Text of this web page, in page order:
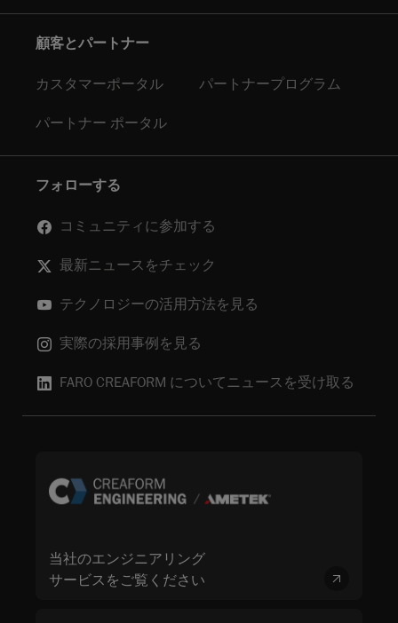
顧客とパートナー
カスタマーポータル パートナープログラム
パートナー ポータル
フォローする
コミュニティに参加する
最新ニュースをチェック
テクノロジーの活用方法を見る
実際の採用事例を見る
FARO CREAFORM についてニュースを受け取る
当社のエンジニアリング
サービスをご覧ください